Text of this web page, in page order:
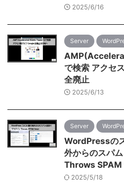
2025/6/16
Server
で検索 アクセ
全廃止
2025/6/13
Server
WordPressの
外からのスパ
Throws
2025/5/18